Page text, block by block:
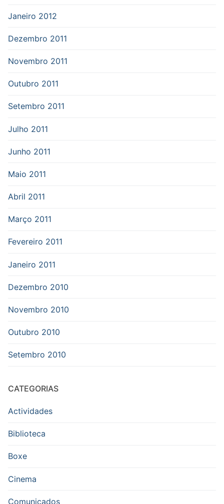
Janeiro 2012
Dezembro 2011
Novembro 2011
Outubro 2011
Setembro 2011
Julho 2011
Junho 2011
Maio 2011
Abril 2011
Março 2011
Fevereiro 2011
Janeiro 2011
Dezembro 2010
Novembro 2010
Outubro 2010
Setembro 2010
CATEGORIAS
Actividades
Biblioteca
Boxe
Cinema
Comunicados